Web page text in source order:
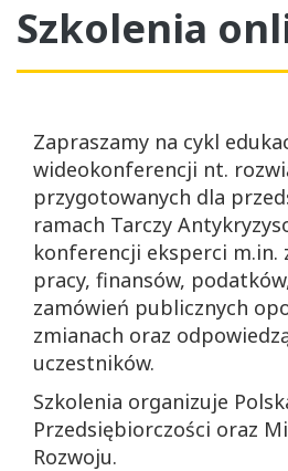
Szkolenia
Zapraszamy na cykl
wideokonferencji nt.
przygotowanych dla
ramach Tarczy
konferencji eksperci m.in.
pracy, finansów,
zamówień publicznych
zmianach oraz
uczestników.
Szkolenia organizuje
Przedsiębiorczości oraz
Rozwoju.